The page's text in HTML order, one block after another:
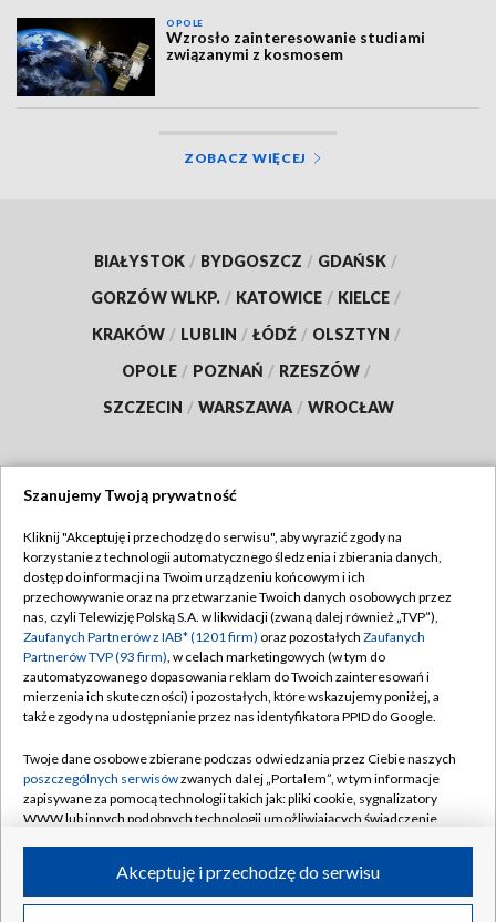
OPOLE
Wzrosło zainteresowanie studiami
związanymi z kosmosem
ZOBACZ WIĘCEJ
BIAŁYSTOK / BYDGOSZCZ / GDAŃSK /
GORZÓW WLKP. / KATOWICE / KIELCE /
KRAKÓW / LUBLIN / ŁÓDŹ / OLSZTYN /
OPOLE / POZNAŃ / RZESZÓW /
SZCZECIN / WARSZAWA / WROCŁAW
TVP
Abonament TVP
Emisja w TVP
Centrum informacji TVP
Naziemna Telewizja Cyfrowa
Rada Programowa
System NOS
Informacje o nadawcy
Program dla prasy
Regulamin TVP
Polityka prywatności
Moje zgody
Pomoc
Kontakt
Kanały
©2026 Telewizja Polska S.A. w likwidacji
Szanujemy Twoją prywatność
Kliknij "Akceptuję i przechodzę do serwisu", aby wyrazić zgody na
korzystanie z technologii automatycznego śledzenia i zbierania danych,
dostęp do informacji na Twoim urządzeniu końcowym i ich
przechowywanie oraz na przetwarzanie Twoich danych osobowych przez
nas, czyli Telewizję Polską S.A. w likwidacji (zwaną dalej również „TVP”),
Zaufanych Partnerów z IAB* (1201 firm) oraz pozostałych Zaufanych
Partnerów TVP (93 firm), w celach marketingowych (w tym do
zautomatyzowanego dopasowania reklam do Twoich zainteresowań i
mierzenia ich skuteczności) i pozostałych, które wskazujemy poniżej, a
także zgody na udostępnianie przez nas identyfikatora PPID do Google.
Twoje dane osobowe zbierane podczas odwiedzania przez Ciebie naszych
poszczególnych serwisówzwanych dalej „Portalem”, w tym informacje
zapisywane za pomocą technologii takich jak: pliki cookie, sygnalizatory
WWW lub innych podobnych technologii umożliwiających świadczenie
ruchu w Internecie.Akceptuję i przechodzę do serwisu